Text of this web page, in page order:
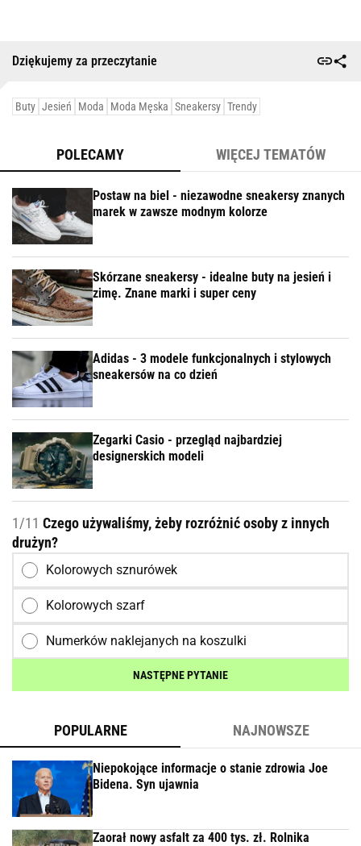
Dziękujemy za przeczytanie
Buty Jesień Moda Moda Męska Sneakersy Trendy
POLECAMY WIĘCEJ TEMATÓW
Postaw na biel - niezawodne sneakersy znanych
marek w zawsze modnym kolorze
Skórzane sneakersy - idealne buty na jesień i
zimę. Znane marki i super ceny
Adidas - 3 modele funkcjonalnych i stylowych
sneakersów na co dzień
Zegarki Casio - przegląd najbardziej
designerskich modeli
1/11 Czego używaliśmy, żeby rozróżnić osoby z innych
drużyn?
Kolorowych sznurówek
Kolorowych szarf
Numerków naklejanych na koszulki
NASTĘPNE PYTANIE
POPULARNE NAJNOWSZE
Niepokojące informacje o stanie zdrowia Joe
Bidena. Syn ujawnia
Zaorał nowy asfalt za 400 tys. zł. Rolnika